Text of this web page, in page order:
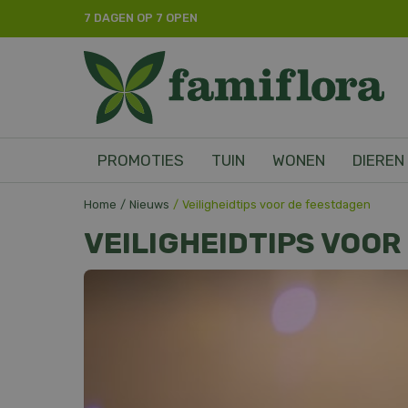
Home Nieuws Veiligheidtips voor de feestdagen
7 DAGEN OP 7 OPEN
PROMOTIES TUIN WONEN DIEREN
VEILIGHEIDTIPS